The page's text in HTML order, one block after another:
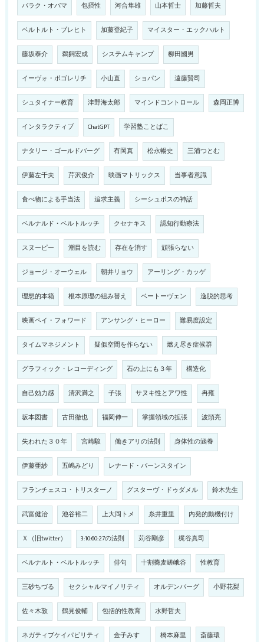
バラク・オバマ 包摂性 河合隼雄 山本哲士 加藤哲夫
ベルトルト・ブレヒト 加藤登紀子 マイスター・エックハルト
藤坂泰介 鵜飼宏成 システムキャンプ 柳田國男
イーヴォ・ポゴレリチ 小山直 ショパン 遠藤賢司
シュタイナー教育 津野海太郎 マインドコントロール 森岡正博
インタラクティブ ChatGPT 学習塾ことばこ
ナタリー・ゴールドバーグ 有岡真 松永暢史 三浦つとむ
伊藤左千夫 芹沢俊介 映画マトリックス 当事者意識
食べ物による手当法 追求主義 シーシュポスの神話
ベルナルド・ベルトルッチ クセナキス 認知行動療法
スヌーピー 潮目を読む 存在を消す 頑張らない
ジョージ・オーウェル 朝井リョウ アーリング・カッゲ
理想的本箱 根本原理の組み替え ベートーヴェン 逸脱的思考
映画ペイ・フォワード アンサング・ヒーロー 難易度設定
タイムマネジメント 疑似空間を作らない 燃え尽き症候群
グラフィック・レコーディング 石の上にも３年 構造化
自己効力感 清沢満之 子張 サヌキ性とアワ性 冉雍
坂本図書 古田徹也 福岡伸一 掌握領域の拡張 波頭亮
失われた３０年 宮崎駿 働きアリの法則 身体性の涵養
伊藤亜紗 五嶋みどり レナード・バーンスタイン
フランチェスコ・トリスターノ グスターヴ・ドゥダメル 鈴木先生
武富健治 池谷裕二 上大岡トメ 糸井重里 内発的動機付け
Ｘ（旧twitter） 3:10:60:27の法則 苅谷剛彦 梶谷真司
ベルナルト・ベルトルッチ 俳句 十割蕎麦嵯峨谷 性教育
三砂ちづる セクシャルマイノリティ オルデンバーグ 小野花梨
佐々木敦 鶴見俊輔 包括的性教育 水野哲夫
ネガティブケイパビリティ 金子みすゞ 橋本麻里 斎藤環